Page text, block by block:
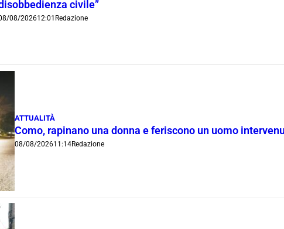
civile”
08/202612:01 Redazione
ATTUALITÀ
Como, rapinano una donna e feriscono un uomo
08/08/202611:14Redazione